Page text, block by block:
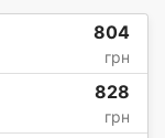
804
грн
828
грн